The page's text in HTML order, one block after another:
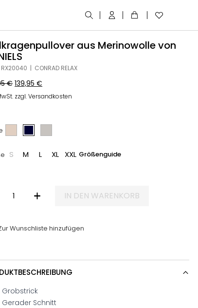
aus Merinowolle von
RX20040 | CONRAD RELAX
€ 139,95€
zzgl. Versandkosten
S M L XL XXL Größenguide
AUS MERINOWOLLE VON DANIELS MENGE
IN DEN WARENKORB
Wunschliste hinzufügen
Grobstrick
Gerader Schnitt